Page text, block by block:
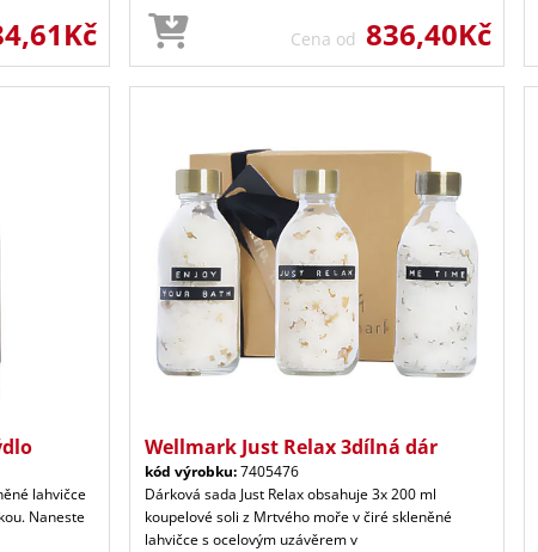
Cena od 836,40Kč
lahvičce
Naneste
Wellmark Just Relax 3dílná dár
kód výrobku:7405476
Dárková sada Just Relax obsahuje 3x 200 ml
koupelové soli z Mrtvého moře v čiré skleněné
lahvičce s ocelovým uzávěrem v